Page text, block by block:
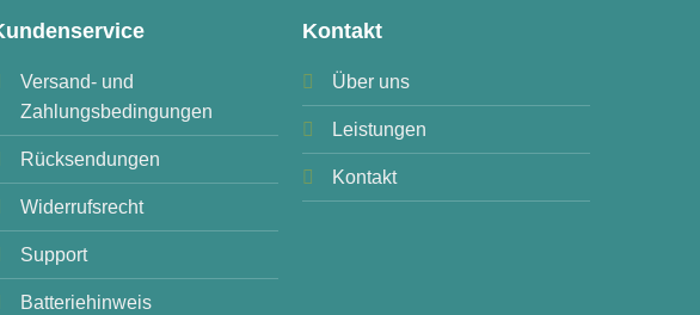
Versand- und
Zahlungsbedingungen
Rücksendungen
Widerrufsrecht
Support
Batteriehinweis
Kontakt
Über uns
Leistungen
Kontakt